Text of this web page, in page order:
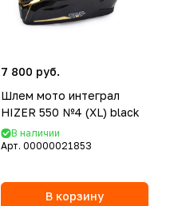
7 800 руб.
Шлем мото интеграл
HIZER 550 №4 (XL) black
В наличии
Арт. 00000021853
В корзину